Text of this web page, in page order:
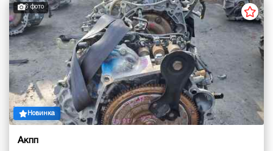
6 фото
Новинка
Акпп